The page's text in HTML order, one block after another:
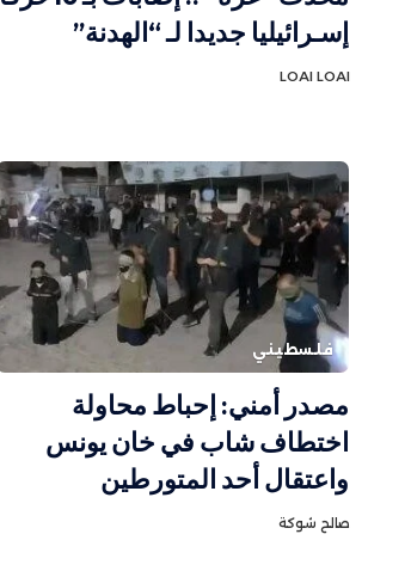
إسـرائيليا جديدا لـ “الهدنة”
LOAI LOAI
فلسطيني
مصدر أمني: إحباط محاولة
اختطاف شاب في خان يونس
واعتقال أحد المتورطين
صالح شوكة